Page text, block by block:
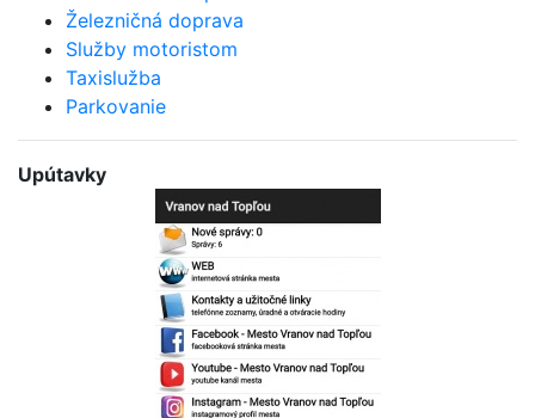
Železničná doprava
Služby motoristom
Taxislužba
Parkovanie
Upútavky
Bezplatná aplikácia
mesta